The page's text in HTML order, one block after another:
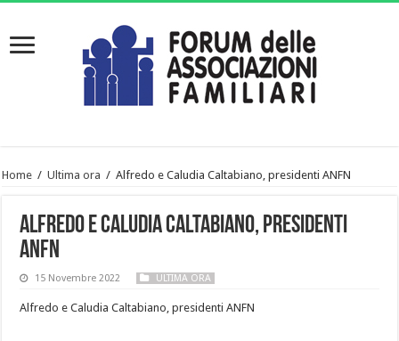
Home / Ultima ora / Alfredo e Caludia Caltabiano, presidenti ANFN
Alfredo e Caludia Caltabiano, presidenti
ANFN
15 Novembre 2022 ULTIMA ORA
Alfredo e Caludia Caltabiano, presidenti ANFN